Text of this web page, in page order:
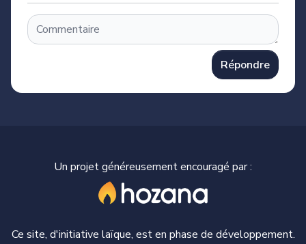
Répondre
Un projet généreusement encouragé par :
Ce site, d'initiative laïque, est en phase de développement.